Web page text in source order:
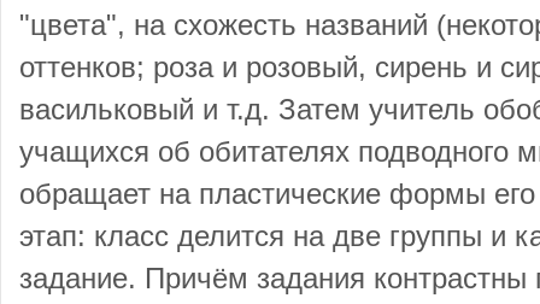
"цвета", на схожесть названий
оттенков; роза и розовый, сирень и
васильковый и т.д. Затем учитель
учащихся об обитателях подводного
обращает на пластические формы
этап: класс делится на две группы и
задание. Причём задания